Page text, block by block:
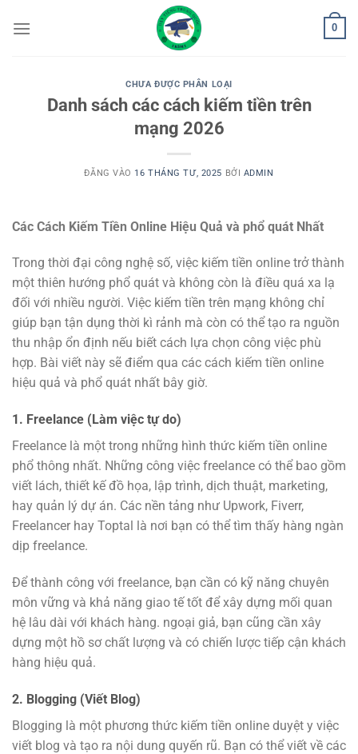
qua
0
CHƯA ĐƯỢC PHÂN LOẠI
Danh sách các cách kiếm tiền trên
mạng 2026
ĐĂNG VÀO 16 THÁNG TƯ, 2025 BỞI ADMIN
Các Cách Kiếm Tiền Online Hiệu Quả và phổ quát Nhất
Trong thời đại công nghệ số, việc kiếm tiền online trở thành
một thiên hướng phổ quát và không còn là điều quá xa lạ
đối với nhiều người. Việc kiếm tiền trên mạng không chỉ
giúp bạn tận dụng thời kì rảnh mà còn có thể tạo ra nguồn
thu nhập ổn định nếu biết cách lựa chọn công việc phù
hợp. Bài viết này sẽ điểm qua các cách kiếm tiền online
hiệu quả và phổ quát nhất bây giờ.
1. Freelance (Làm việc tự do)
Freelance là một trong những hình thức kiếm tiền online
phổ thông nhất. Những công việc freelance có thể bao gồm
viết lách, thiết kế đồ họa, lập trình, dịch thuật, marketing,
hay quản lý dự án. Các nền tảng như Upwork, Fiverr,
Freelancer hay Toptal là nơi bạn có thể tìm thấy hàng ngàn
dịp freelance.
Để thành công với freelance, bạn cần có kỹ năng chuyên
môn vững và khả năng giao tế tốt để xây dựng mối quan
hệ lâu dài với khách hàng. ngoại giả, bạn cũng cần xây
dựng một hồ sơ chất lượng và có chiến lược tiếp cận khách
hàng hiệu quả.
2. Blogging (Viết Blog)
Blogging là một phương thức kiếm tiền online duyệt y việc
viết blog và tạo ra nội dung quyến rũ. Bạn có thể viết về các